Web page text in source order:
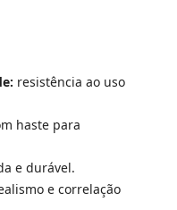
resistência ao uso
haste para
e durável.
e correlação